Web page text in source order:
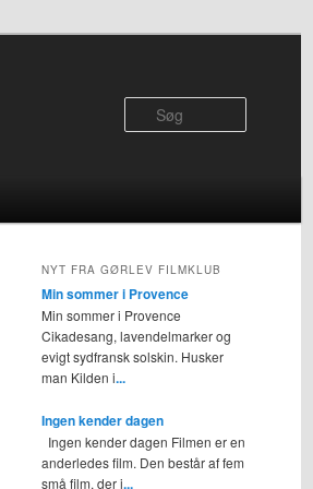
NYT FRA GØRLEV FILMKLUB
Min sommer i Provence
Min sommer i Provence
Cikadesang, lavendelmarker og
evigt sydfransk solskin. Husker
man Kilden i...
Ingen kender dagen
Ingen kender dagen Filmen er en
anderledes film. Den består af fem
små film, der i...